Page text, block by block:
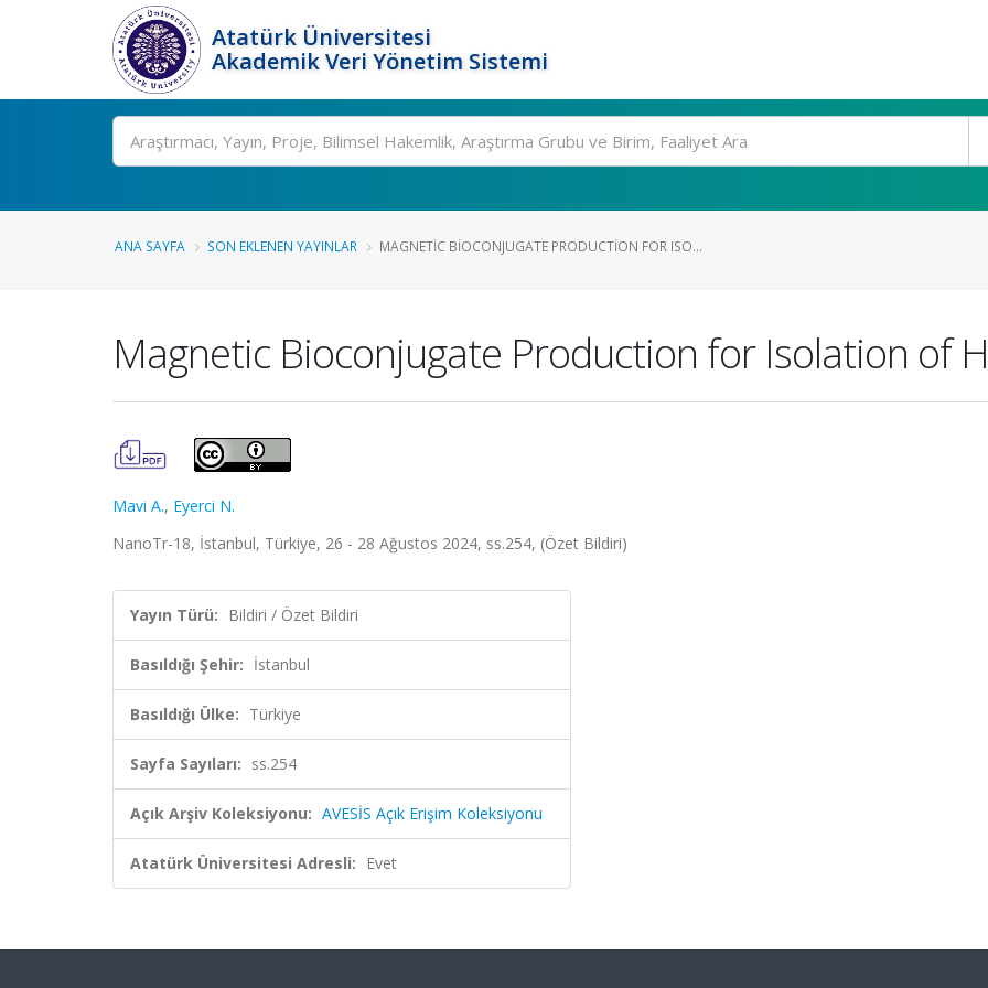
Atatürk Üniversitesi
Akademik Veri Yönetim Sistemi
Ara
ANA SAYFA SON EKLENEN YAYINLAR MAGNETIC BIOCONJUGATE PRODUCTION FOR ISO...
Magnetic Bioconjugate Production for Isolation of
Mavi A., Eyerci N.
NanoTr-18, İstanbul, Türkiye, 26 - 28 Ağustos 2024, ss.254, (Özet Bildiri)
Yayın Türü: Bildiri / Özet Bildiri
Basıldığı Şehir: İstanbul
Basıldığı Ülke: Türkiye
Sayfa Sayıları: ss.254
Açık Arşiv Koleksiyonu: AVESİS Açık Erişim Koleksiyonu
Atatürk Üniversitesi Adresli: Evet